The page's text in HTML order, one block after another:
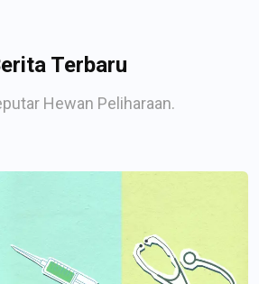
Terbaru
Hewan Peliharaan.